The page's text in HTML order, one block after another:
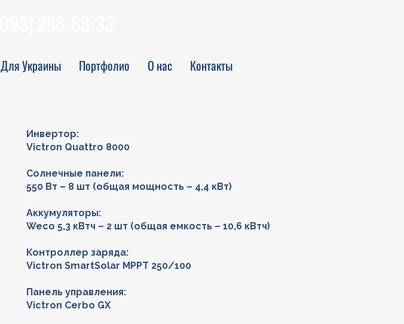
Для Украины Портфолио О нас Контакты
Инвертор:
Victron Quattro 8000
Солнечные панели:
550 Вт – 8 шт (общая мощность – 4,4 кВт)
Аккумуляторы:
Weco 5,3 кВтч – 2 шт (общая емкость – 10,6 кВтч)
Контроллер заряда:
Victron SmartSolar MPPT 250/100
Панель управления:
Victron Cerbo GX